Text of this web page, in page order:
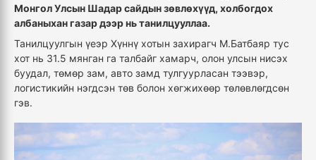
Монгол Улсын Шадар сайдын зөвлөхүүд, холбогдох
албаныхан газар дээр нь танилцууллаа.
Танилцуулгын үеэр Хүннү хотын захирагч М.Батбаяр тус
хот нь 31.5 мянган га талбайг хамарч, олон улсын нисэх
буудал, төмөр зам, авто замд тулгуурласан тээвэр,
логистикийн нэгдсэн төв болон хөгжихөөр төлөвлөгдсөн
гэв.